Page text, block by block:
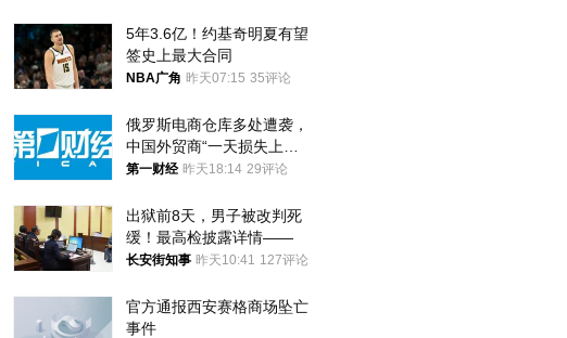
5年3.6亿！约基奇明夏有望
签史上最大合同
NBA广角 昨天07:15 35评论
俄罗斯电商仓库多处遭袭，
中国外贸商“一天损失上
万”紧急清仓
第一财经 昨天18:14 29评论
出狱前8天，男子被改判死
缓！最高检披露详情——
长安街知事 昨天10:41 127评论
官方通报西安赛格商场坠亡
事件